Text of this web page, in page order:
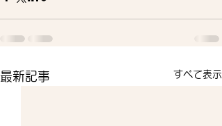
最新記事 すべて表示